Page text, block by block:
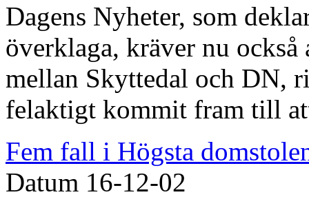
Dagens Nyheter, som
överklaga, kräver nu
mellan Skyttedal och DN,
felaktigt kommit fram till
Fem fall i Högsta
Datum 16-12-02